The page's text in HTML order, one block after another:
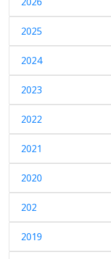
2025
2024
2023
2022
2021
2020
202
2019